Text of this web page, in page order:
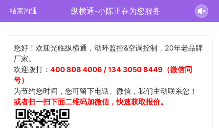
结束沟通 纵横通-小陈正在为您服务
您好！欢迎光临纵横通，动环监控&空调控制，20年老品牌
厂家。
欢迎拨打：400 808 4006 / 134 3050 8449（微信同
号）
为节约您时间，您可留下电话、微信，我们主动联系您！
或者扫一扫下面二维码加微信，快速获取报价。